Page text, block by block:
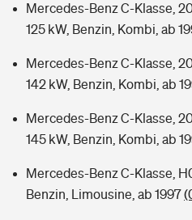
Mercedes-Benz C-Klasse,
125 kW, Benzin, Kombi, ab
Mercedes-Benz C-Klasse,
142 kW, Benzin, Kombi, ab
Mercedes-Benz C-Klasse,
145 kW, Benzin, Kombi, ab
Mercedes-Benz C-Klasse,
Benzin, Limousine, ab 1997